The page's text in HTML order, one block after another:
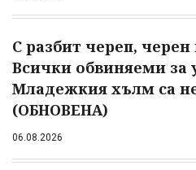
С разбит череп, черен
Всички обвиняеми за
Младежкия хълм са
(ОБНОВЕНА)
06.08.2026